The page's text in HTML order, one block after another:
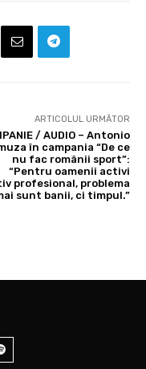
ARTICOLUL URMĂTOR
/ AUDIO – Antonio
în campania “De ce
nu fac românii sport”:
“Pentru oamenii activi
profesional, problema
sunt banii, ci timpul.”